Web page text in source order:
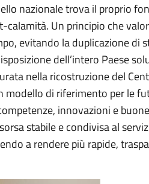
nazionale trova il proprio
calamità. Un principio che
evitando la duplicazione di
dell’intero Paese
nella ricostruzione del
modello di riferimento per le
innovazioni e
stabile e condivisa al
a rendere più rapide,